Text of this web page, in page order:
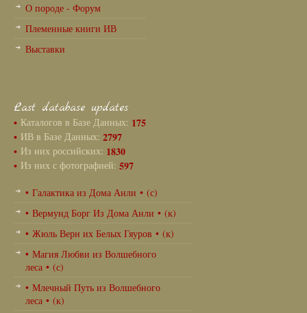
О породе - Форум
Племенные книги ИВ
Выставки
Last database updates
• Каталогов в Базе Данных: 175
• ИВ в Базе Данных: 2797
• Из них российских: 1830
• Из них с фотографией: 597
• Галактика из Дома Анли • (с)
• Вермунд Борг Из Дома Анли • (к)
• Жюль Верн их Белых Гяуров • (к)
• Магия Любви из Волшебного
леса • (с)
• Млечный Путь из Волшебного
леса • (к)